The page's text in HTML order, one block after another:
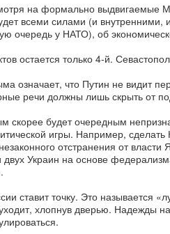
на формально выдвигаемые
всеми силами (и
очередь у НАТО), об
остается только 4-й.
означает, что Путин не видит
речи должны лишь скрыть от
скорее будет очередным
игры. Например,
отстранения от
Украин на основе
ставит точку. Это называется
хлопнув дверью. Надежды